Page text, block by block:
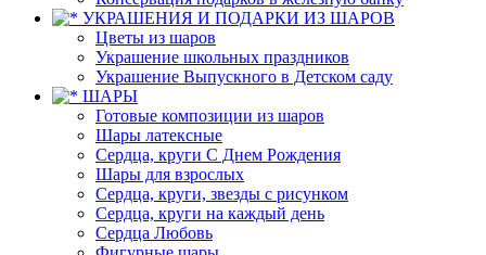
УКРАШЕНИЯ И ПОДАРКИ ИЗ ШАРОВ
Цветы из шаров
Украшение школьных праздников
Украшение Выпускного в Детском саду
ШАРЫ
Готовые композиции из шаров
Шары латексные
Сердца, круги С Днем Рождения
Шары для взрослых
Сердца, круги, звезды с рисунком
Сердца, круги на каждый день
Сердца Любовь